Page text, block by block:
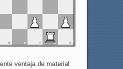
d e f g h
ventaja de material